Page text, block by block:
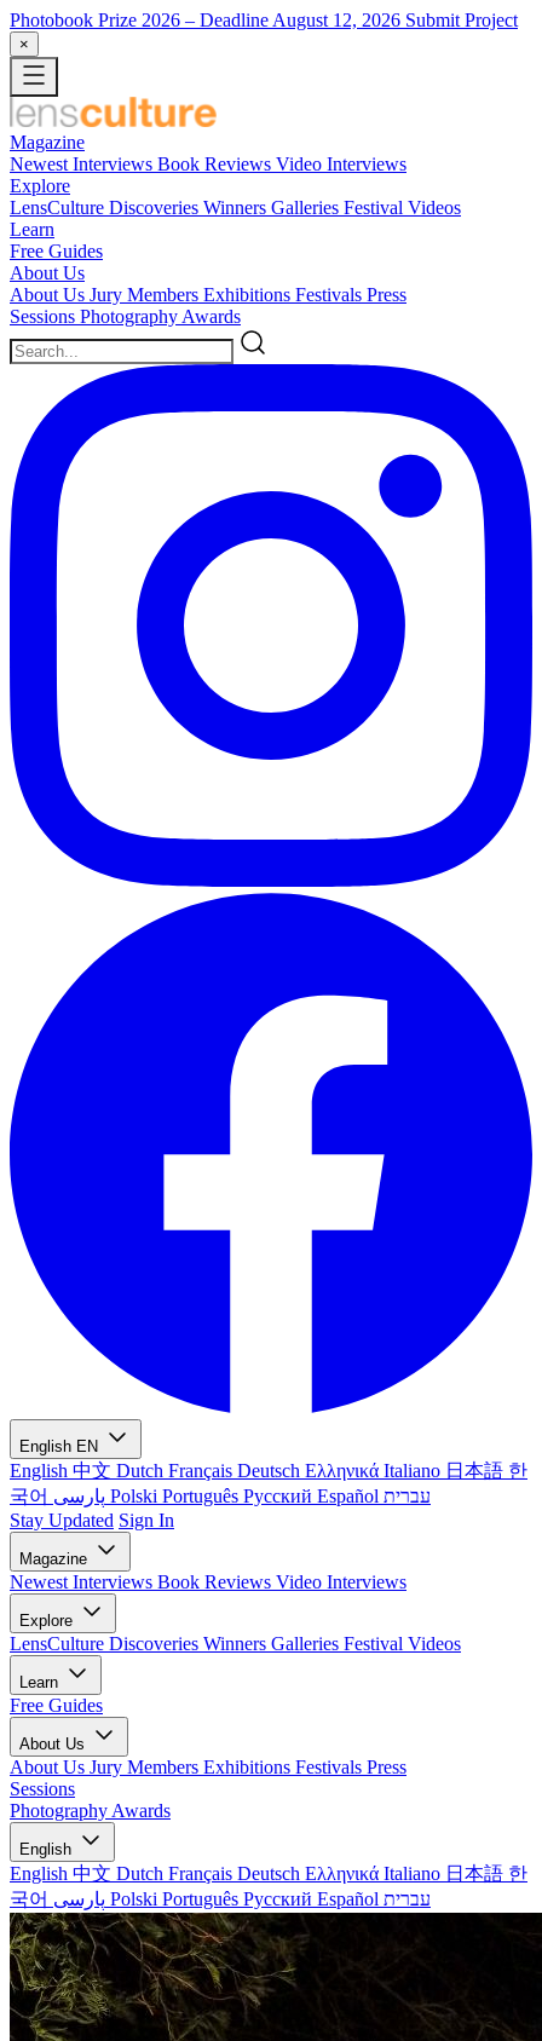
Photobook Prize 2026 – Deadline August 12, 2026 Submit Project
×
Magazine
Newest Interviews Book Reviews Video Interviews
Explore
LensCulture Discoveries Winners Galleries Festival Videos
Learn
Free Guides
About Us
About Us Jury Members Exhibitions Festivals Press
Sessions Photography Awards
English EN
English 中文 Dutch Français Deutsch Ελληνικά Italiano 日本語 한
국어
Polski Português Русский Español עברית
Stay Updated Sign In
Magazine
Newest Interviews Book Reviews Video Interviews
Explore
LensCulture Discoveries Winners Galleries Festival Videos
Learn
Free Guides
About Us
About Us Jury Members Exhibitions Festivals Press
Sessions
Photography Awards
English
English 中文 Dutch Français Deutsch Ελληνικά Italiano 日本語 한
국어
Polski Português Русский Español עברית